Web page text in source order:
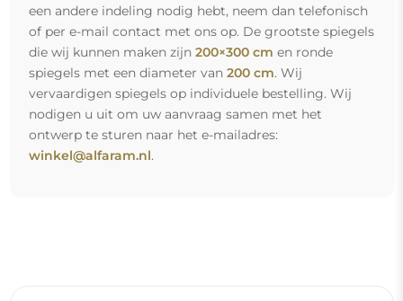
een andere indeling nodig hebt, neem dan telefonisch
of per e-mail contact met ons op. De grootste spiegels
die wij kunnen maken zijn 200×300 cm en ronde
spiegels met een diameter van 200 cm. Wij
vervaardigen spiegels op individuele bestelling. Wij
nodigen u uit om uw aanvraag samen met het
ontwerp te sturen naar het e-mailadres:
winkel@alfaram.nl.